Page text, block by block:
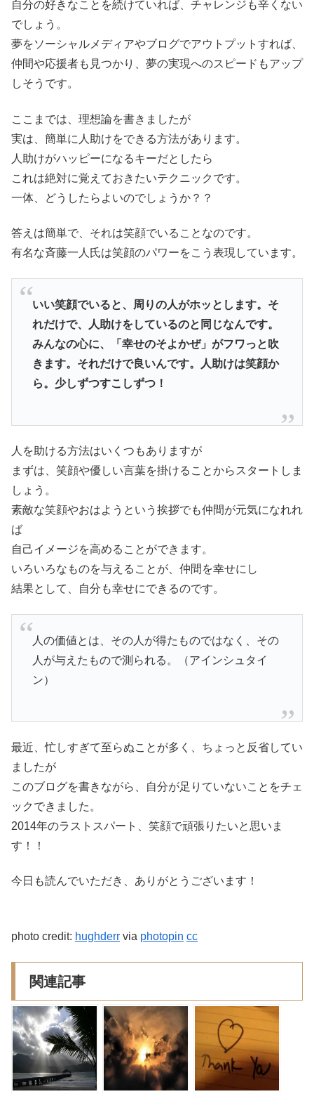
自分の好きなことを続けていれば、チャレンジも辛くない
でしょう。
夢をソーシャルメディアやブログでアウトプットすれば、
仲間や応援者も見つかり、夢の実現へのスピードもアップ
しそうです。
ここまでは、理想論を書きましたが
実は、簡単に人助けをできる方法があります。
人助けがハッピーになるキーだとしたら
これは絶対に覚えておきたいテクニックです。
一体、どうしたらよいのでしょうか？？
答えは簡単で、それは笑顔でいることなのです。
有名な斉藤一人氏は笑顔のパワーをこう表現しています。
いい笑顔でいると、周りの人がホッとします。そ
れだけで、人助けをしているのと同じなんです。
みんなの心に、「幸せのそよかぜ」がフワっと吹
きます。それだけで良いんです。人助けは笑顔か
ら。少しずつすこしずつ！
人を助ける方法はいくつもありますが
まずは、笑顔や優しい言葉を掛けることからスタートしま
しょう。
素敵な笑顔やおはようという挨拶でも仲間が元気になれれ
ば
自己イメージを高めることができます。
いろいろなものを与えることが、仲間を幸せにし
結果として、自分も幸せにできるのです。
人の価値とは、その人が得たものではなく、その
人が与えたもので測られる。（アインシュタイ
ン）
最近、忙しすぎて至らぬことが多く、ちょっと反省してい
ましたが
このブログを書きながら、自分が足りていないことをチェ
ックできました。
2014年のラストスパート、笑顔で頑張りたいと思いま
す！！
今日も読んでいただき、ありがとうございます！
photo credit: hughderr via photopin cc
関連記事